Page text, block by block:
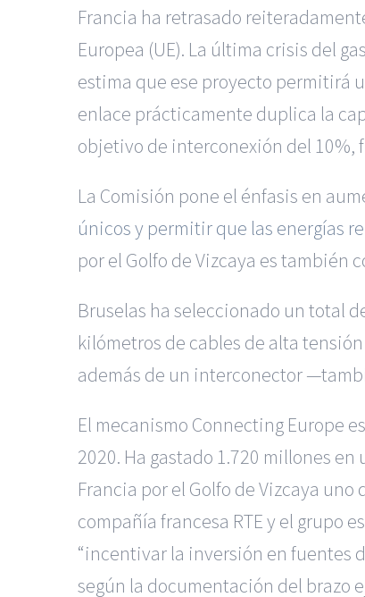
Francia ha retrasado
Europea (UE). La última crisis del
estima que ese proyecto permitirá
enlace prácticamente duplica la
objetivo de interconexión del 10%,
La Comisión pone el énfasis en
únicos y permitir que las energías
por el Golfo de Vizcaya es también
Bruselas ha seleccionado un total
kilómetros de cables de alta
además de un interconector
El mecanismo Connecting Europe
2020. Ha gastado 1.720 millones
Francia por el Golfo de Vizcaya
compañía francesa RTE y el grupo
“incentivar la inversión en fuentes
según la documentación del brazo